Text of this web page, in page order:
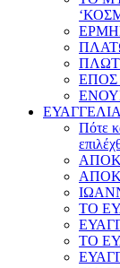
ΕΠΟΣ
ΕΥΑΓΓΕΛΙΑ
Πότε
ΤΟ
ΤΟ